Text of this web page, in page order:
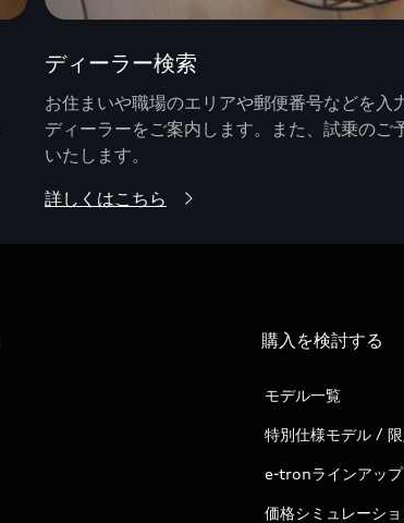
ディーラー検索
お住まいや職場のエリアや郵便番号などを
ディーラーをご案内します。また、試乗のご
いたします。
詳しくはこちら
購入を検討する
モデル一覧
特別仕様モデル /
e-tronラインアップ
価格シミュレーショ